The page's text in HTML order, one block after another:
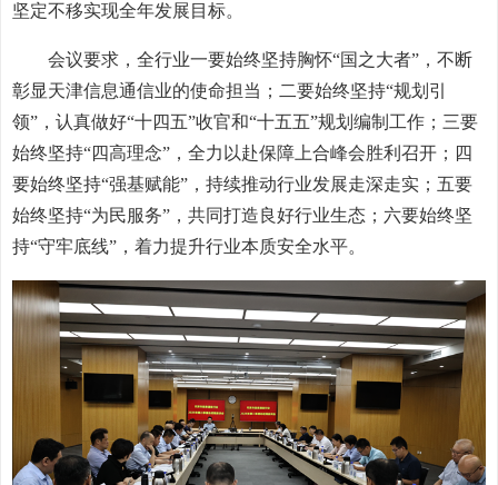
坚定不移实现全年发展目标。
会议要求，全行业一要始终坚持胸怀“国之大者”，不断
彰显天津信息通信业的使命担当；二要始终坚持“规划引
领”，认真做好“十四五”收官和“十五五”规划编制工作；三要
始终坚持“四高理念”，全力以赴保障上合峰会胜利召开；四
要始终坚持“强基赋能”，持续推动行业发展走深走实；五要
始终坚持“为民服务”，共同打造良好行业生态；六要始终坚
持“守牢底线”，着力提升行业本质安全水平。